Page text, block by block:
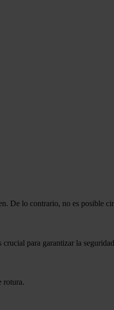
De lo contrario, no es posible
para garantizar la
rotura.